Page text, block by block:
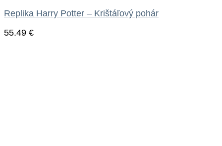
Replika Harry Potter – Krištáľový pohár
55.49 €